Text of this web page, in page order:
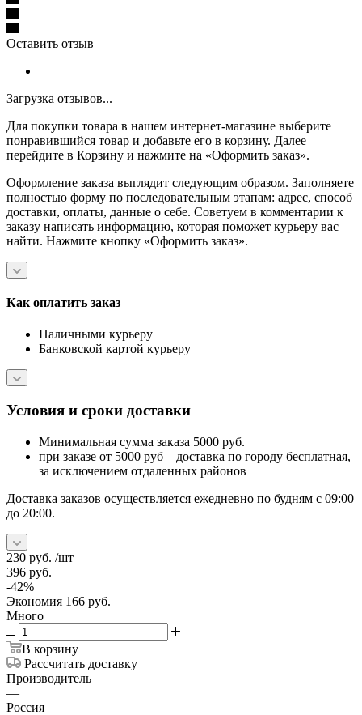
Оставить отзыв
Загрузка отзывов...
Для покупки товара в нашем интернет-магазине выберите
понравившийся товар и добавьте его в корзину. Далее
перейдите в Корзину и нажмите на «Оформить заказ».
Оформление заказа выглядит следующим образом. Заполняете
полностью форму по последовательным этапам: адрес, способ
доставки, оплаты, данные о себе. Советуем в комментарии к
заказу написать информацию, которая поможет курьеру вас
найти. Нажмите кнопку «Оформить заказ».
Как оплатить заказ
Наличными курьеру
Банковской картой курьеру
Условия и сроки доставки
Минимальная сумма заказа 5000 руб.
при заказе от 5000 руб – доставка по городу бесплатная,
за исключением отдаленных районов
Доставка заказов осуществляется ежедневно по будням с 09:00
до 20:00.
230 руб. /шт
396 руб.
-42%
Экономия 166 руб.
Много
В корзину
Рассчитать доставку
Производитель
—
Россия